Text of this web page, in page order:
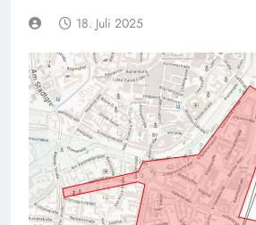
18. Juli 2025